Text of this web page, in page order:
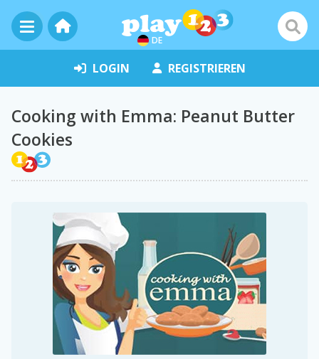
DE
LOGIN REGISTRIEREN
Cooking with Emma: Peanut Butter
Cookies